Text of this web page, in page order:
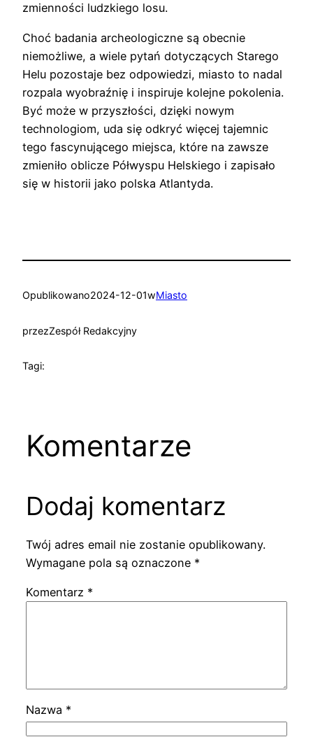
zmienności ludzkiego losu.
Choć badania archeologiczne są obecnie
niemożliwe, a wiele pytań dotyczących Starego
Helu pozostaje bez odpowiedzi, miasto to nadal
rozpala wyobraźnię i inspiruje kolejne pokolenia.
Być może w przyszłości, dzięki nowym
technologiom, uda się odkryć więcej tajemnic
tego fascynującego miejsca, które na zawsze
zmieniło oblicze Półwyspu Helskiego i zapisało
się w historii jako polska Atlantyda.
Opublikowano2024-12-01wMiasto
przezZespół Redakcyjny
Tagi:
Komentarze
Dodaj komentarz
Twój adres email nie zostanie opublikowany.
Wymagane pola są oznaczone *
Komentarz *
Nazwa *